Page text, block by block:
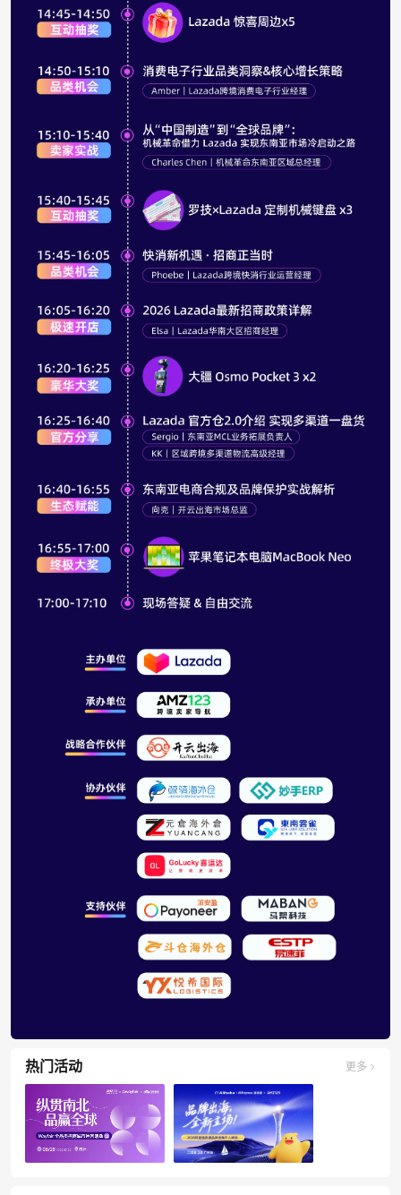
热门活动 更多